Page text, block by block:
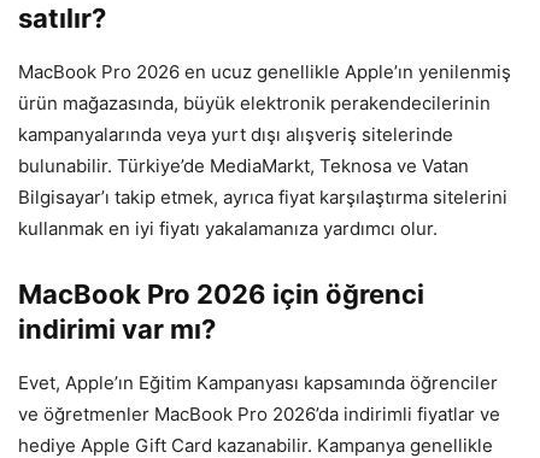
satılır?
MacBook Pro 2026 en ucuz genellikle Apple’ın yenilenmiş
ürün mağazasında, büyük elektronik perakendecilerinin
kampanyalarında veya yurt dışı alışveriş sitelerinde
bulunabilir. Türkiye’de MediaMarkt, Teknosa ve Vatan
Bilgisayar’ı takip etmek, ayrıca fiyat karşılaştırma sitelerini
kullanmak en iyi fiyatı yakalamanıza yardımcı olur.
MacBook Pro 2026 için öğrenci
indirimi var mı?
Evet, Apple’ın Eğitim Kampanyası kapsamında öğrenciler
ve öğretmenler MacBook Pro 2026’da indirimli fiyatlar ve
hediye Apple Gift Card kazanabilir. Kampanya genellikle